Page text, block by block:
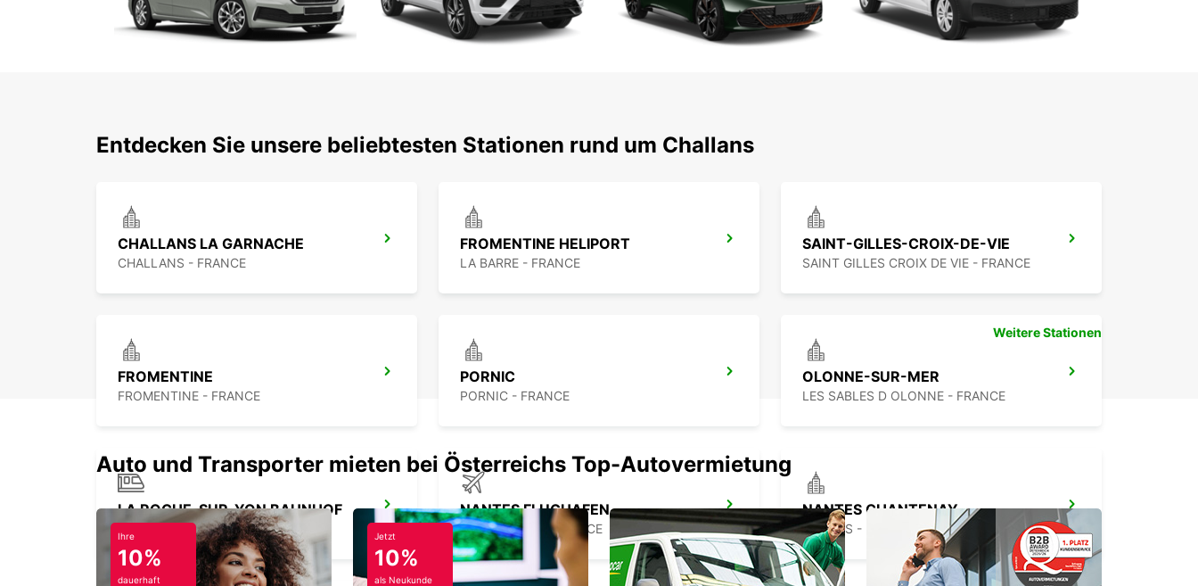
Entdecken Sie unsere beliebtesten Stationen rund um Challans
CHALLANS LA GARNACHE
CHALLANS - FRANCE
FROMENTINE HELIPORT
LA BARRE - FRANCE
SAINT-GILLES-CROIX-DE-VIE
SAINT GILLES CROIX DE VIE - FRANCE
FROMENTINE
FROMENTINE - FRANCE
PORNIC
PORNIC - FRANCE
OLONNE-SUR-MER
LES SABLES D OLONNE - FRANCE
LA ROCHE-SUR-YON BAHNHOF
LA ROCHE SUR YON - FRANCE
NANTES FLUGHAFEN
BOUGUENAIS - FRANCE
NANTES CHANTENAY
NANTES - FRANCE
Weitere Stationen
Auto und Transporter mieten bei Österreichs Top-Autovermietung
Ihre
10%
dauerhaft
Jetzt
10%
als Neukunde